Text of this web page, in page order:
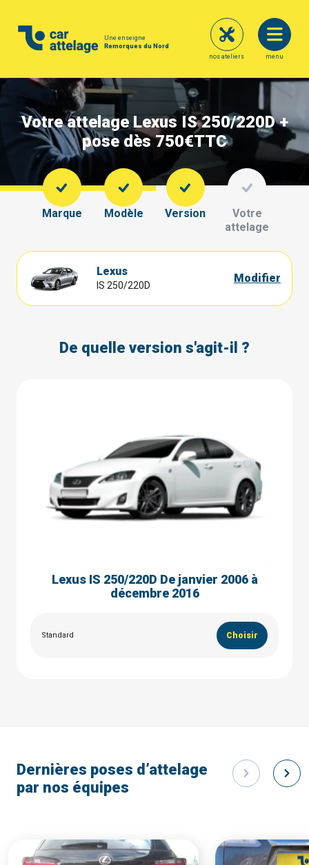
Une enseigne
Remorques du Nord
menu
nos ateliers
Votre attelage Lexus IS 250/220D +
pose dès 750€TTC
Marque Modèle Version
Votre
attelage
Lexus
IS 250/220D
Modifier
De quelle version s'agit-il ?
Lexus IS 250/220D De janvier 2006 à
décembre 2016
Standard Choisir
Dernières poses d’attelage
par nos équipes